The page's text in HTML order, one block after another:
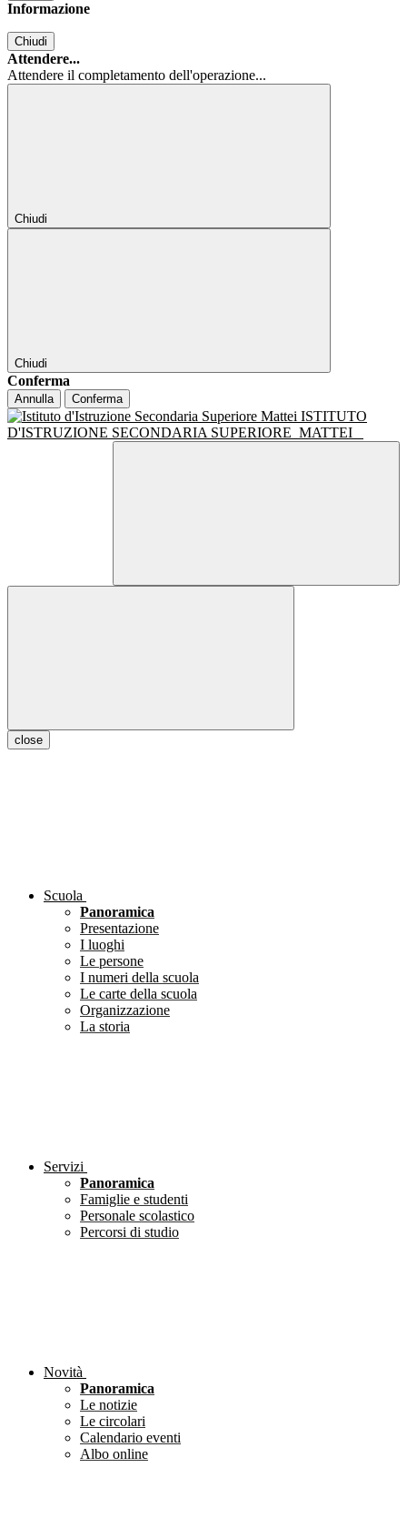
Informazione
Chiudi
Attendere...
Attendere il completamento dell'operazione...
Chiudi
Chiudi
Conferma
Annulla Conferma
ISTITUTO
D'ISTRUZIONE SECONDARIA SUPERIORE MATTEI
close
Scuola
Panoramica
Presentazione
I luoghi
Le persone
I numeri della scuola
Le carte della scuola
Organizzazione
La storia
Servizi
Panoramica
Famiglie e studenti
Personale scolastico
Percorsi di studio
Novità
Panoramica
Le notizie
Le circolari
Calendario eventi
Albo online